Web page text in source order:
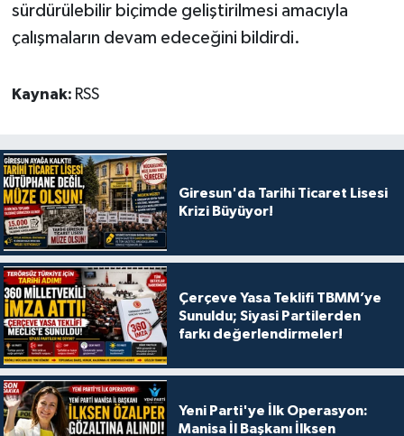
sürdürülebilir biçimde geliştirilmesi amacıyla
çalışmaların devam edeceğini bildirdi.
Kaynak: RSS
Giresun'da Tarihi Ticaret Lisesi
Krizi Büyüyor!
Çerçeve Yasa Teklifi TBMM’ye
Sunuldu; Siyasi Partilerden
farkı değerlendirmeler!
Yeni Parti'ye İlk Operasyon:
Manisa İl Başkanı İlksen